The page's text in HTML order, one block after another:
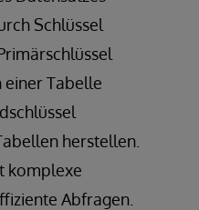
Schlüssel
einer Tabelle
herstellen.
komplexe
Abfragen.